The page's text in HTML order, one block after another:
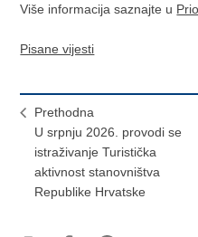
Više informacija saznajte u
Pisane vijesti
Prethodna
U srpnju 2026. provodi se
istraživanje Turistička
aktivnost stanovništva
Republike Hrvatske